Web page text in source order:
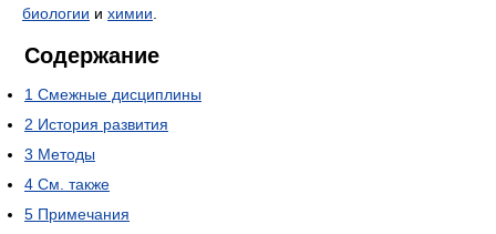
биологии и химии
Содержание
1 Смежные дисциплины
2 История развития
3 Методы
4 См. также
5 Примечания